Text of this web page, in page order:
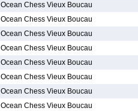
Ocean Chess Vieux Boucau
Ocean Chess Vieux Boucau
Ocean Chess Vieux Boucau
Ocean Chess Vieux Boucau
Ocean Chess Vieux Boucau
Ocean Chess Vieux Boucau
Ocean Chess Vieux Boucau
Ocean Chess Vieux Boucau